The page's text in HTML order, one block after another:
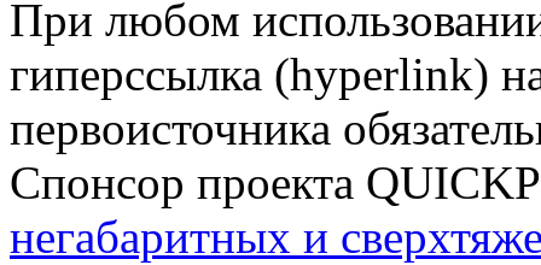
При любом
гиперссылка (hyperlink)
первоисточника
Спонсор проекта
негабаритных и